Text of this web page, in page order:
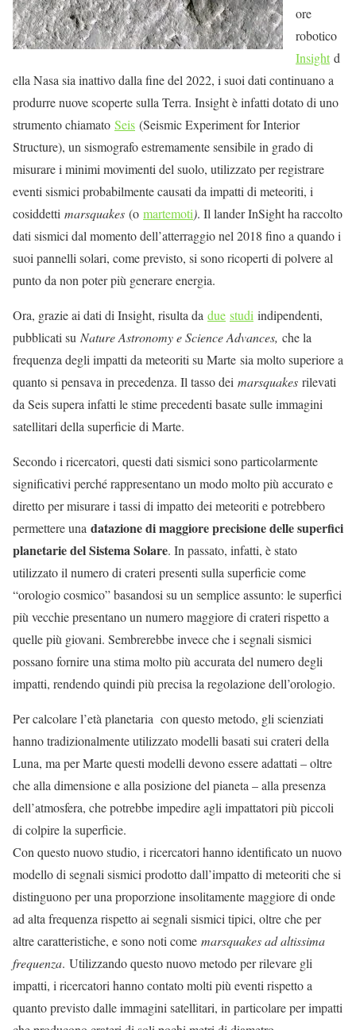
ore
robotico
Insight d
ella Nasa sia inattivo dalla fine del 2022, i suoi dati continuano a
produrre nuove scoperte sulla Terra. Insight è infatti dotato di uno
strumento chiamato Seis (Seismic Experiment for Interior
Structure), un sismografo estremamente sensibile in grado di
misurare i minimi movimenti del suolo, utilizzato per registrare
eventi sismici probabilmente causati da impatti di meteoriti, i
cosiddetti marsquakes (o martemoti). Il lander InSight ha raccolto
dati sismici dal momento dell’atterraggio nel 2018 fino a quando i
suoi pannelli solari, come previsto, si sono ricoperti di polvere al
punto da non poter più generare energia.
Ora, grazie ai dati di Insight, risulta da due studi indipendenti,
pubblicati su Nature Astronomy e Science Advances, che la
frequenza degli impatti da meteoriti su Marte sia molto superiore a
quanto si pensava in precedenza. Il tasso dei marsquakes rilevati
da Seis supera infatti le stime precedenti basate sulle immagini
satellitari della superficie di Marte.
Secondo i ricercatori, questi dati sismici sono particolarmente
significativi perché rappresentano un modo molto più accurato e
diretto per misurare i tassi di impatto dei meteoriti e potrebbero
permettere una datazione di maggiore precisione delle superfici
planetarie del Sistema Solare. In passato, infatti, è stato
utilizzato il numero di crateri presenti sulla superficie come
“orologio cosmico” basandosi su un semplice assunto: le superfici
più vecchie presentano un numero maggiore di crateri rispetto a
quelle più giovani. Sembrerebbe invece che i segnali sismici
possano fornire una stima molto più accurata del numero degli
impatti, rendendo quindi più precisa la regolazione dell’orologio.
Per calcolare l’età planetaria con questo metodo, gli scienziati
hanno tradizionalmente utilizzato modelli basati sui crateri della
Luna, ma per Marte questi modelli devono essere adattati – oltre
che alla dimensione e alla posizione del pianeta – alla presenza
dell’atmosfera, che potrebbe impedire agli impattatori più piccoli
di colpire la superficie.
Con questo nuovo studio, i ricercatori hanno identificato un nuovo
modello di segnali sismici prodotto dall’impatto di meteoriti che si
distinguono per una proporzione insolitamente maggiore di onde
ad alta frequenza rispetto ai segnali sismici tipici, oltre che per
altre caratteristiche, e sono noti come marsquakes ad altissima
frequenza. Utilizzando questo nuovo metodo per rilevare gli
impatti, i ricercatori hanno contato molti più eventi rispetto a
quanto previsto dalle immagini satellitari, in particolare per impatti